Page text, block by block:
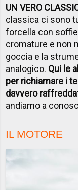
UN VERO
classica ci sono
forcella con
cromature e non
goccia e la
analogico. Qui le
per richiamare i
davvero
andiamo a
IL MOTORE